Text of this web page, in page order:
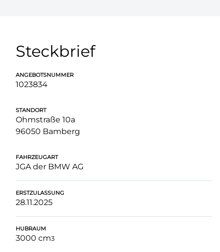
Steckbrief
ANGEBOTSNUMMER
1023834
STANDORT
Ohmstraße 10a
96050 Bamberg
FAHRZEUGART
JGA der BMW AG
ERSTZULASSUNG
28.11.2025
HUBRAUM
3000 cm3